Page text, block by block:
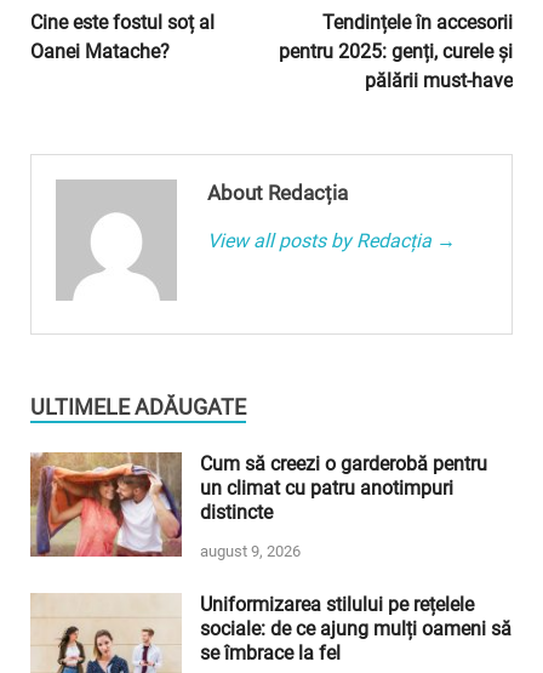
Cine este fostul soț al
Oanei Matache?
Tendințele în accesorii
pentru 2025: genți, curele și
pălării must-have
About Redacția
View all posts by Redacția →
ULTIMELE ADĂUGATE
Cum să creezi o garderobă pentru
un climat cu patru anotimpuri
distincte
august 9, 2026
Uniformizarea stilului pe rețelele
sociale: de ce ajung mulți oameni să
se îmbrace la fel